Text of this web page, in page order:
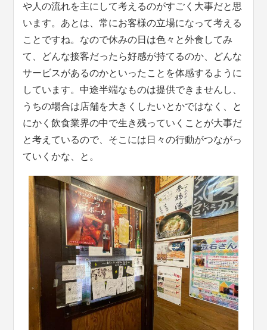
や人の流れを主にして考えるのがすごく大事だと思
います。あとは、常にお客様の立場になって考える
ことですね。なので休みの日は色々と外食してみ
て、どんな接客だったら好感が持てるのか、どんな
サービスがあるのかといったことを体感するように
しています。中途半端なものは提供できませんし、
うちの場合は店舗を大きくしたいとかではなく、と
にかく飲食業界の中で生き残っていくことが大事だ
と考えているので、そこには日々の行動がつながっ
ていくかな、と。